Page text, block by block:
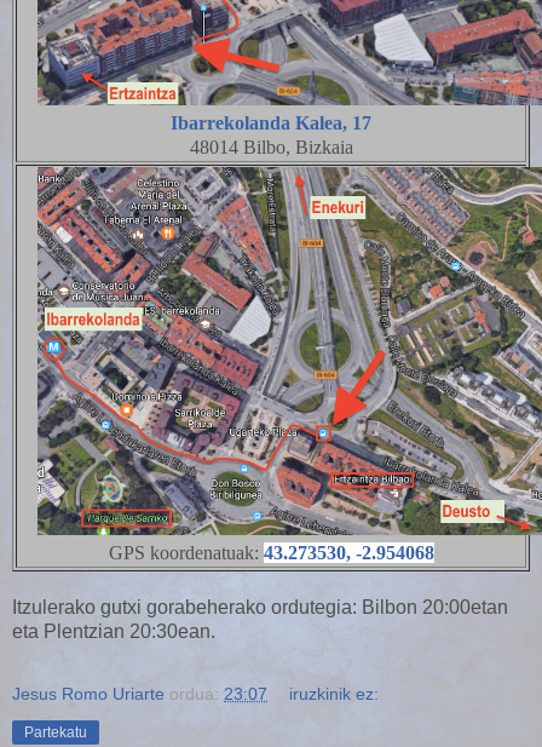
Ibarrekolanda Kalea, 17
48014 Bilbo, Bizkaia
GPS koordenatuak: 43.273530, -2.954068
Itzulerako gutxi gorabeherako ordutegia: Bilbon 20:00etan
eta Plentzian 20:30ean.
Jesus Romo Uriarte ordua: 23:07 iruzkinik ez:
Partekatu